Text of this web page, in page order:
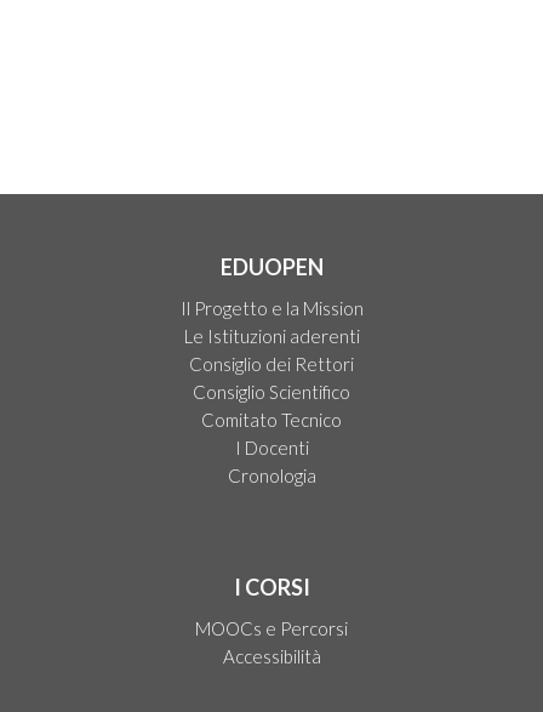
EDUOPEN
Il Progetto e la Mission
Le Istituzioni aderenti
Consiglio dei Rettori
Consiglio Scientifico
Comitato Tecnico
I Docenti
Cronologia
I CORSI
MOOCs e Percorsi
Accessibilità